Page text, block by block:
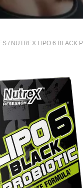
/ NUTREX LIPO 6 BLACK